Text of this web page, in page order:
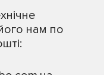
нам по